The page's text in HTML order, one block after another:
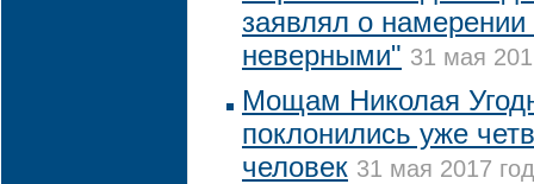
заявлял о намерении
неверными" 31 мая
Мощам Николая
поклонились уже
человек 31 мая 2017